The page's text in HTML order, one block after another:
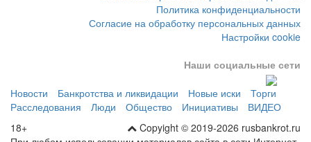
Согласие на обработку персональных данных
Настройки cookie
Торги
Расследования
Люди Общество Инициативы
ВИДЕО
Copyight © 2019-2026 rusbankrot.ru
18+
При любом использовании материалов сайта в сети Интернет,